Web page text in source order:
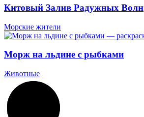
Китовый Залив Радужных Волн
Морские жители
Морж на льдине с рыбками
Животные